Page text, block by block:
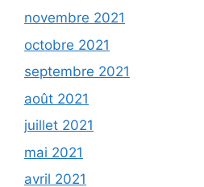
novembre 2021
octobre 2021
septembre 2021
août 2021
juillet 2021
mai 2021
avril 2021